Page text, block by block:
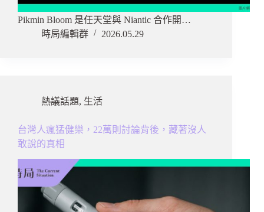
Pikmin Bloom 是任天堂與 Niantic 合作開…
時局編輯群
2026.05.29
熱議話題, 生活
台灣人瘋猛健樂，22萬則討論背後，藏著沒人
敢說的真相